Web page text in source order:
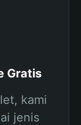
Gratis
kami
jenis